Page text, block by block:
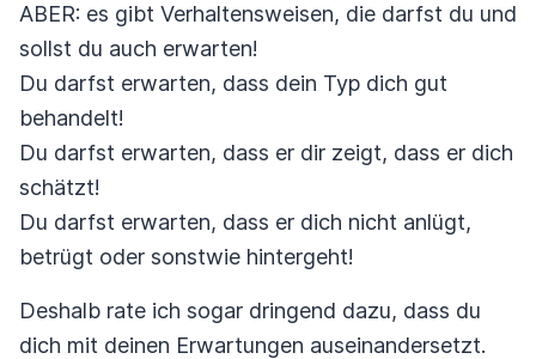
ABER: es gibt Verhaltensweisen, die darfst du und
sollst du auch erwarten!
Du darfst erwarten, dass dein Typ dich gut
behandelt!
Du darfst erwarten, dass er dir zeigt, dass er dich
schätzt!
Du darfst erwarten, dass er dich nicht anlügt,
betrügt oder sonstwie hintergeht!
Deshalb rate ich sogar dringend dazu, dass du
dich mit deinen Erwartungen auseinandersetzt.